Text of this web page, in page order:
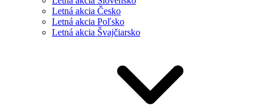
Letná akcia Česko
Letná akcia Poľsko
Letná akcia Švajčiarsko